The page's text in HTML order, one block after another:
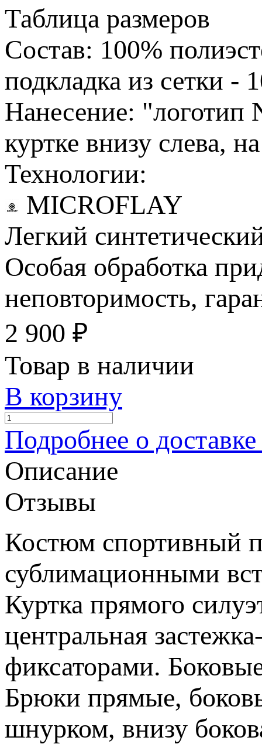
Таблица размеров
Состав: 100%
подкладка из сетки -
Нанесение: "логотип
куртке внизу слева,
Технологии:
MICROFLAY
Легкий
Особая обработка
неповторимость,
2 900 ₽
Товар в наличии
В корзину
Подробнее о
Описание
Отзывы
Костюм спортивный
сублимационными
Куртка прямого
центральная
фиксаторами.
Брюки прямые,
шнурком, внизу